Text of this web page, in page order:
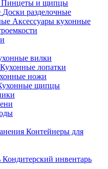
Пинцеты и щипцы
Доски разделочные
Аксессуары кухонные
вилки
Кухонные лопатки
ножи
щипцы
Контейнеры для
Кондитерский инвентарь